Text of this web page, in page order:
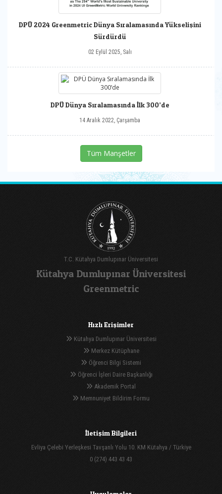
DPÜ 2024 Greenmetric Dünya Sıralamasında Yükselişini
Sürdürdü
02 Eylül 2025, Salı
DPÜ Dünya Sıralamasında İlk 300’de
14 Aralık 2022, Çarşamba
Tüm Manşetler
T.C. Kütahya Dumlupınar Üniversitesi
Kütahya Dumlupınar Üniversitesi
Greenmetric
Hızlı Erişimler
Kütahya Dumlupınar Üniversitesi
Merkez Kütüphane
Öğrenci Bilgi Sistemi
Öğrenci İşleri Daire Başkanlığı
Akademik Portal
Memnuniyet Bildirim Formu
İletişim Bilgileri
Evliya Çelebi Yerleşkesi Tavşanlı Yolu 10. KM Kütahya / Türkiye
0 (274) 443 43 43